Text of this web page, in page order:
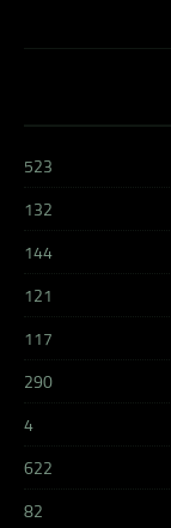
523
132
144
121
117
290
4
622
82